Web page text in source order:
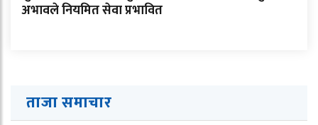
अभावले नियमित सेवा प्रभावित
ताजा समाचार